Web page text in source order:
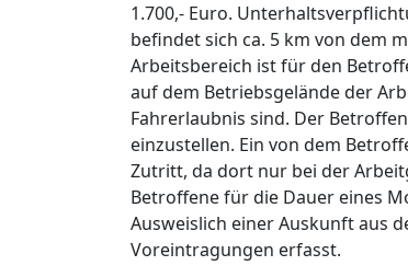
1.700,- Euro.
befindet sich ca. 5 km von dem
Arbeitsbereich ist für den
auf dem Betriebsgelände der
Fahrerlaubnis sind. Der
einzustellen. Ein von dem
Zutritt, da dort nur bei der
Betroffene für die Dauer eines
Ausweislich einer Auskunft aus
Voreintragungen erfasst.